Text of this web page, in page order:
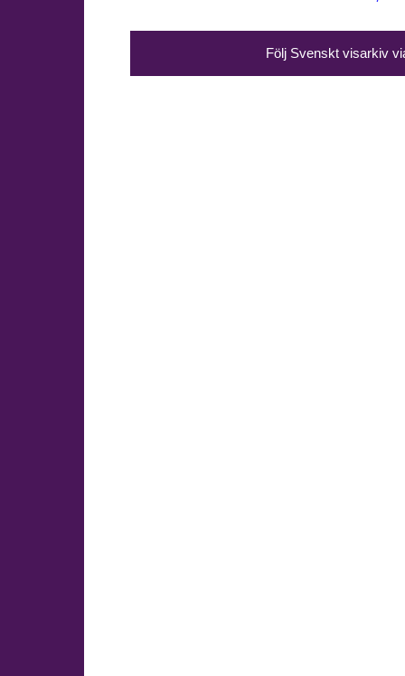
Följ Svenskt visarkiv